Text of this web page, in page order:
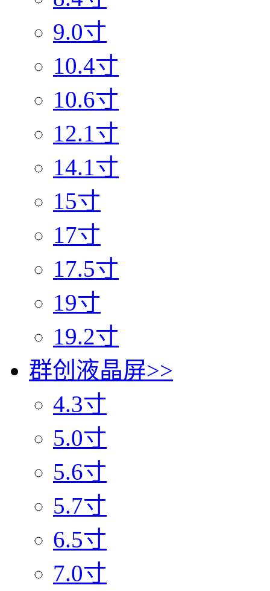
9.0寸
10.4寸
10.6寸
12.1寸
14.1寸
15寸
17寸
17.5寸
19寸
19.2寸
群创液晶屏>>
4.3寸
5.0寸
5.6寸
5.7寸
6.5寸
7.0寸